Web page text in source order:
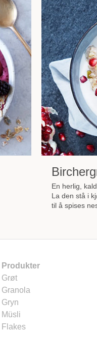
En herlig,
La den stå i
til å spises
Produkter
Grøt
Granola
Gryn
Müsli
Flakes